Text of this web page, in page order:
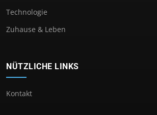
Technologie
Zuhause & Leben
NÜTZLICHE LINKS
Kontakt